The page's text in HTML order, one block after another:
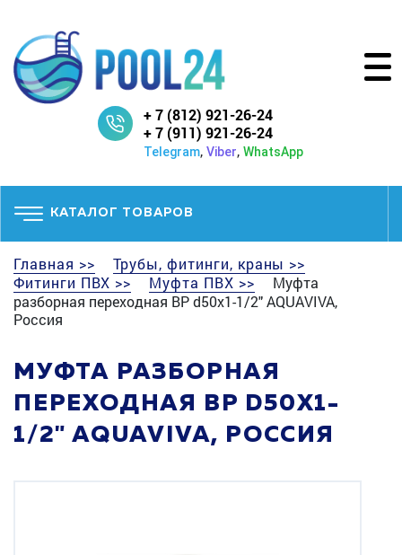
+ 7 (812) 921-26-24
+ 7 (911) 921-26-24
Telegram, Viber, WhatsApp
КАТАЛОГ ТОВАРОВ
Главная >>
Трубы, фитинги, краны >>
Фитинги ПВХ >>
Муфта ПВХ >>
Муфта
разборная переходная ВР d50x1-1/2" AQUAVIVA,
Россия
МУФТА РАЗБОРНАЯ
ПЕРЕХОДНАЯ ВР D50X1-
1/2" AQUAVIVA, РОССИЯ